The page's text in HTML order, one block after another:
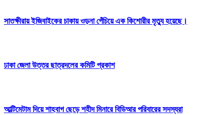
সাতক্ষীরায় ইজিবাইকের চাকায় ওড়না পেঁচিয়ে এক কিশোরীর মৃত্যু হয়েছে।
ঢাকা জেলা উত্তর ছাত্রদলের কমিটি প্রকাশ
আল্টিমেটাম দিয়ে শাহবাগ ছেড়ে শহীদ মিনারে বিডিআর পরিবারের সদস্যরা